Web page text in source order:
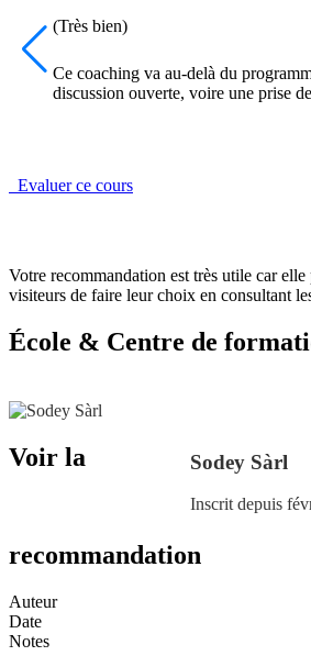
(Très bien)
Ce coaching va au-delà du
discussion ouverte, voire une prise
Evaluer ce cours
Votre recommandation est très utile car elle
visiteurs de faire leur choix en consultant
École & Centre de
Sodey Sàrl
Inscrit depuis
Voir la
recommandation
Auteur
Date
Notes